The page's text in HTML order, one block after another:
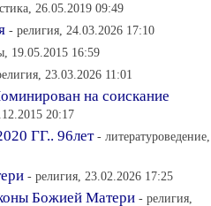
26.05.2019 09:49
- религия, 24.03.2026 17:10
19.05.2015 16:59
23.03.2026 11:01
на соискание
20:17
ГГ.. 96лет - литературоведение,
- религия, 23.02.2026 17:25
Божией Матери - религия,